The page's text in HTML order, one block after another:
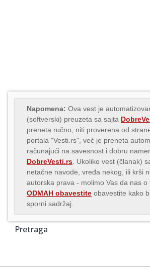
Napomena: Ova vest je
(softverski) preuzeta sa sajta
preneta ručno, niti proverena od
portala "Vesti.rs", već je preneta
računajući na savesnost i dobru
DobreVesti.rs . Ukoliko vest (članak)
netačne navode, vređa nekog, ili krši
autorska prava - molimo Vas da nas o
ODMAH obavestite obavestite kako
sporni sadržaj.
Pretraga